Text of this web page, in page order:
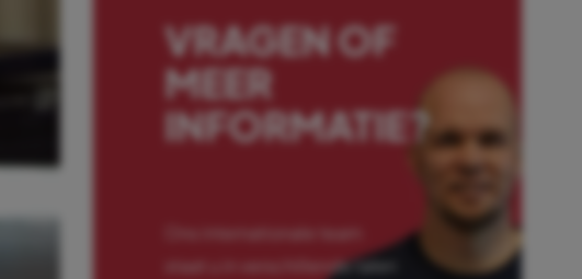
VRAGEN OF
MEER
INFORMATIE?
staat u in verschillende talen